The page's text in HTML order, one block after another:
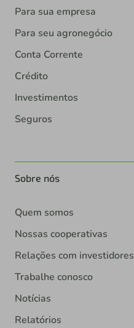
Para sua empresa
Para seu agronegócio
Conta Corrente
Crédito
Investimentos
Seguros
Sobre nós
Quem somos
Nossas cooperativas
Relações com investidores
Trabalhe conosco
Notícias
Relatórios